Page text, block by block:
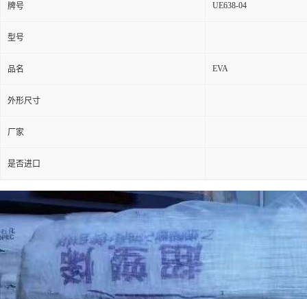
牌号 UE638-04
型号
品名 EVA
外形尺寸
厂家
是否进口